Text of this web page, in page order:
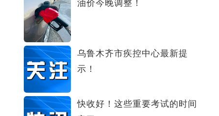
油价今晚调整！
乌鲁木齐市疾控中心最新提
示！
快收好！这些重要考试的时间
【新疆故事】新疆大叔用雪雕传扬生肖文化21